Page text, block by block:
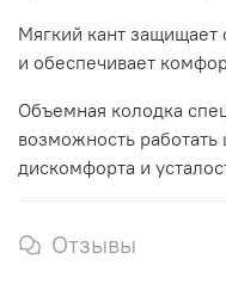
Мягкий кант защищает
и обеспечивает
Объемная колодка
возможность
дискомфорта и
Отзывы